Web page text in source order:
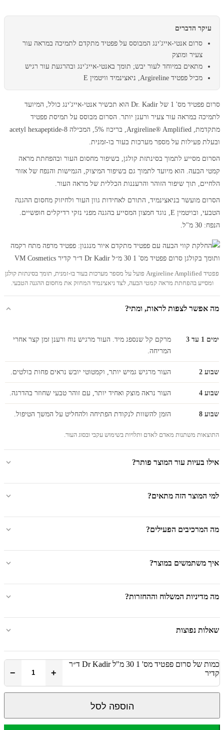
עיקר הדברים
סרום אנטי-אייג'ינג המבוסס על פפטיד מתקדם לתמיכה במראה עור
צעיר ומוצק
מתאים במיוחד לעור יבש; תומך באנטי-אייג'ינג ובהרגעת עור רגיש
מכיל פפטיד Argireline, ניאצינמיד וויטמין E
סרום פפטיד מס' 1 של Dr. Kadir הוא תכשיר אנטי-אייג'ינג כולל, המיועד
לתמיכה במראה עור צעיר ורענן יותר. הסרום מבוסס על תמיסת פפטיד
מתקדמת, Argireline® Amplified, בריכוז 5%, המכילה acetyl hexapeptide-8
ובעלת פעילות על מספר מערכות בעור בו-זמנית.
הסרום מסייע לתמוך בסינתזת קולגן, בשיפור מחסום העור ובהפחתת מראה
קמטי הבעה. הוא מיועד לתמוך גם בשיפור המיצוק, הגמישות והנפח של אזור
הלחיים, תוך שיפור הזוהר והרעננות הכללית של מראה העור.
הסרום מועשר בניאצינמיד, התורם לאחידות גוון העור ולחיזוק מחסום ההגנה
הטבעי, ובויטמין E, נוגד חמצון המסייע בהגנה מפני נזקי רדיקלים חופשיים.
הנפח: 30 מ"ל.
פפטיד Argireline Amplified פועל על מספר מערכות בעור בו-זמנית, תומך בסינתזת קולגן
ומסייע בהפחתת מראה קמטי הבעה, לצד ניאצינמיד המחזק את מחסום ההגנה הטבעי.
מה אפשר לצפות לראות, ומתי?
ימים 1 עד 3
מרקם קל שנספג מיד. העור מרגיש נוח ורענן זמן קצר אחרי
המריחה.
שבוע 2 העור מרגיש גמיש יותר, וקמטוטי יובש נראים פחות בולטים.
שבוע 4 העור נראה מוצק ואחיד יותר, עם זוהר טבעי שחוזר בהדרגה.
שבוע 8 הזמן להשוות לנקודת הפתיחה ולהחליט על המשך הטיפול.
התוצאות משתנות מאדם לאדם ותלויות בשימוש עקבי ובסוג העור.
אילו בעיות עור המוצר פותר?
למי המוצר הזה מתאים?
מה המרכיבים הפעילים?
איך משתמשים במוצר?
מה מדיניות המשלוח וההחזרות?
שאלות נפוצות
כמות של סרום פפטיד מס' 1 30 מ"ל Dr Kadir ד״ר
קדיר
+
−
הוספה לסל